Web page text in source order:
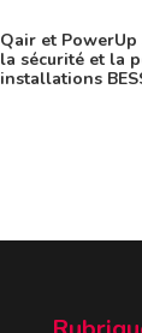
Qair et
la sécurité et la
installations